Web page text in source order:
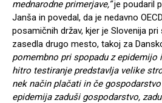
mednarodne primerjave,”je poudaril
Janša in povedal, da je nedavno
posamičnih držav, kjer je Slovenija
zasedla drugo mesto, takoj za
pomembno pri spopadu z epidemijo
hitro testiranje predstavlja velike
nek način plačati in če
epidemija zaduši gospodarstvo,